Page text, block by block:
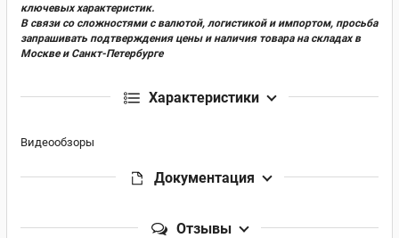
ключевых характеристик.
В связи со сложностями с валютой, логистикой и импортом, просьба
запрашивать подтверждения цены и наличия товара на складах в
Москве и Санкт-Петербурге
Характеристики
Видеообзоры
Документация
Отзывы